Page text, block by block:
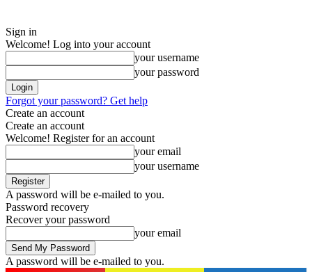
Sign in
Welcome! Log into your account
your username
your password
Forgot your password? Get help
Create an account
Create an account
Welcome! Register for an account
your email
your username
A password will be e-mailed to you.
Password recovery
Recover your password
your email
A password will be e-mailed to you.